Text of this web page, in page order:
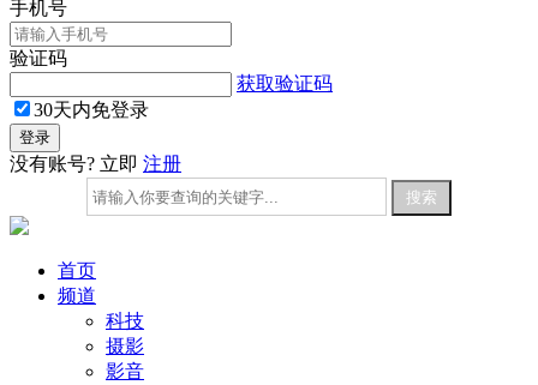
手机号
验证码
获取验证码
30天内免登录
没有账号? 立即 注册
首页
频道
科技
摄影
影音